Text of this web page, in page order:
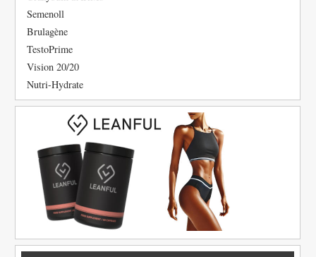
Semenoll
Brulagène
TestoPrime
Vision 20/20
Nutri-Hydrate